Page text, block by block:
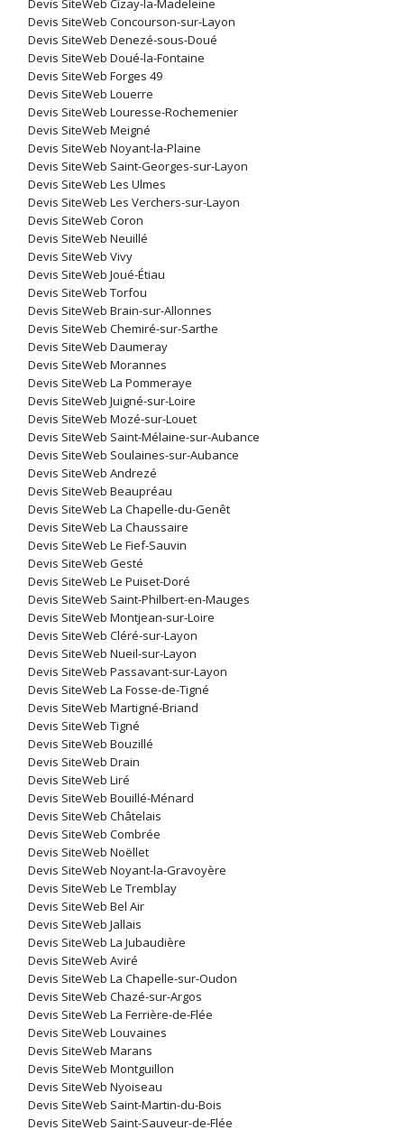
Devis SiteWeb Cizay-la-Madeleine
Devis SiteWeb Concourson-sur-Layon
Devis SiteWeb Denezé-sous-Doué
Devis SiteWeb Doué-la-Fontaine
Devis SiteWeb Forges 49
Devis SiteWeb Louerre
Devis SiteWeb Louresse-Rochemenier
Devis SiteWeb Meigné
Devis SiteWeb Noyant-la-Plaine
Devis SiteWeb Saint-Georges-sur-Layon
Devis SiteWeb Les Ulmes
Devis SiteWeb Les Verchers-sur-Layon
Devis SiteWeb Coron
Devis SiteWeb Neuillé
Devis SiteWeb Vivy
Devis SiteWeb Joué-Étiau
Devis SiteWeb Torfou
Devis SiteWeb Brain-sur-Allonnes
Devis SiteWeb Chemiré-sur-Sarthe
Devis SiteWeb Daumeray
Devis SiteWeb Morannes
Devis SiteWeb La Pommeraye
Devis SiteWeb Juigné-sur-Loire
Devis SiteWeb Mozé-sur-Louet
Devis SiteWeb Saint-Mélaine-sur-Aubance
Devis SiteWeb Soulaines-sur-Aubance
Devis SiteWeb Andrezé
Devis SiteWeb Beaupréau
Devis SiteWeb La Chapelle-du-Genêt
Devis SiteWeb La Chaussaire
Devis SiteWeb Le Fief-Sauvin
Devis SiteWeb Gesté
Devis SiteWeb Le Puiset-Doré
Devis SiteWeb Saint-Philbert-en-Mauges
Devis SiteWeb Montjean-sur-Loire
Devis SiteWeb Cléré-sur-Layon
Devis SiteWeb Nueil-sur-Layon
Devis SiteWeb Passavant-sur-Layon
Devis SiteWeb La Fosse-de-Tigné
Devis SiteWeb Martigné-Briand
Devis SiteWeb Tigné
Devis SiteWeb Bouzillé
Devis SiteWeb Drain
Devis SiteWeb Liré
Devis SiteWeb Bouillé-Ménard
Devis SiteWeb Châtelais
Devis SiteWeb Combrée
Devis SiteWeb Noëllet
Devis SiteWeb Noyant-la-Gravoyère
Devis SiteWeb Le Tremblay
Devis SiteWeb Bel Air
Devis SiteWeb Jallais
Devis SiteWeb La Jubaudière
Devis SiteWeb Aviré
Devis SiteWeb La Chapelle-sur-Oudon
Devis SiteWeb Chazé-sur-Argos
Devis SiteWeb La Ferrière-de-Flée
Devis SiteWeb Louvaines
Devis SiteWeb Marans
Devis SiteWeb Montguillon
Devis SiteWeb Nyoiseau
Devis SiteWeb Saint-Martin-du-Bois
Devis SiteWeb Saint-Sauveur-de-Flée